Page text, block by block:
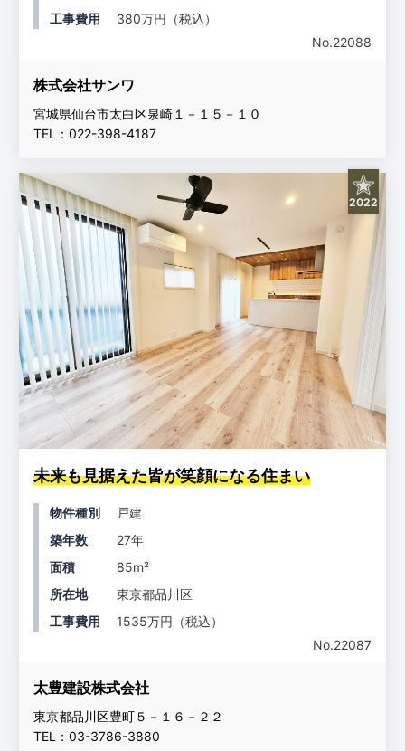
工事費用
380万円（税込）
No.22088
株式会社サンワ
宮城県仙台市太白区泉崎１－１５－１０
TEL：022-398-4187
2022
未来も見据えた皆が笑顔になる住まい
物件種別
戸建
築年数
27年
面積
85m²
所在地
東京都品川区
工事費用
1535万円（税込）
No.22087
太豊建設株式会社
東京都品川区豊町５－１６－２２
TEL：03-3786-3880